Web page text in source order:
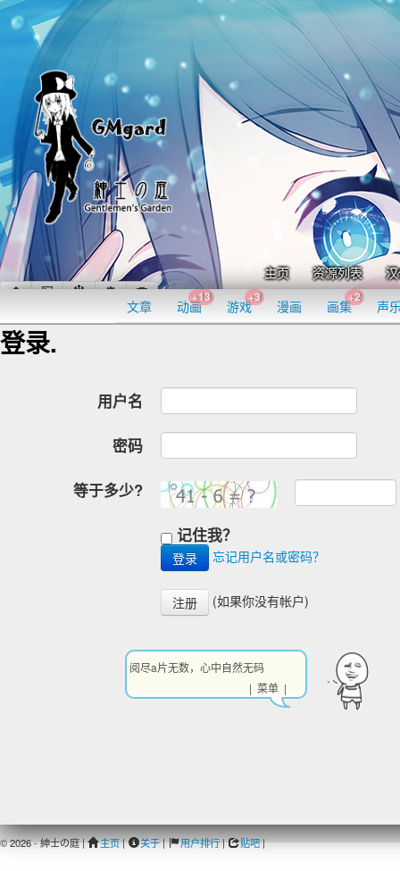
主页 资源列表
文章 动画
+13
游戏
+3
漫画 画集
+2
声
登录.
用户名
密码
等于多少?
记住我？
忘记用户名或密码？
注册 (如果你没有帐户)
© 2026 - 紳士の庭 | 主页| 关于| 用户排行| 贴吧|
阅尽a片无数，心中自然无码
| 菜单 |